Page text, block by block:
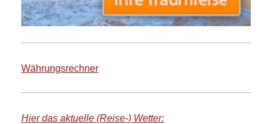
Währungsrechner
Hier das aktuelle (Reise-) Wetter: